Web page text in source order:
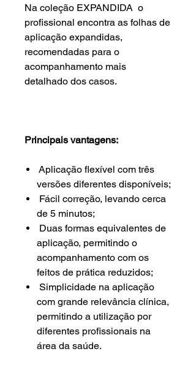
Na coleção EXPANDIDA o
profissional encontra as folhas de
aplicação expandidas,
recomendadas para o
acompanhamento mais
detalhado dos casos.
Principais vantagens:
Aplicação flexível com três
versões diferentes disponíveis;
Fácil correção, levando cerca
de 5 minutos;
Duas formas equivalentes de
aplicação, permitindo o
acompanhamento com os
feitos de prática reduzidos;
Simplicidade na aplicação
com grande relevância clínica,
permitindo a utilização por
diferentes profissionais na
área da saúde.